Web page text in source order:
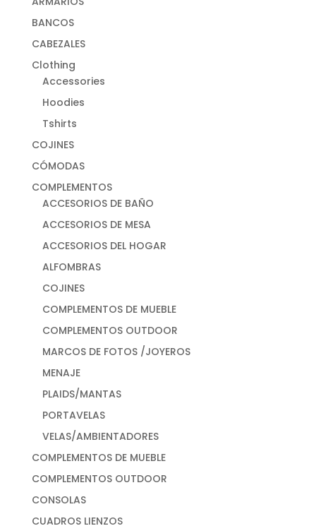
BANCOS
CABEZALES
Clothing
Accessories
Hoodies
Tshirts
COJINES
CÓMODAS
COMPLEMENTOS
ACCESORIOS DE BAÑO
ACCESORIOS DE MESA
ACCESORIOS DEL HOGAR
ALFOMBRAS
COJINES
COMPLEMENTOS DE MUEBLE
COMPLEMENTOS OUTDOOR
MARCOS DE FOTOS /JOYEROS
MENAJE
PLAIDS/MANTAS
PORTAVELAS
VELAS/AMBIENTADORES
COMPLEMENTOS DE MUEBLE
COMPLEMENTOS OUTDOOR
CONSOLAS
CUADROS LIENZOS